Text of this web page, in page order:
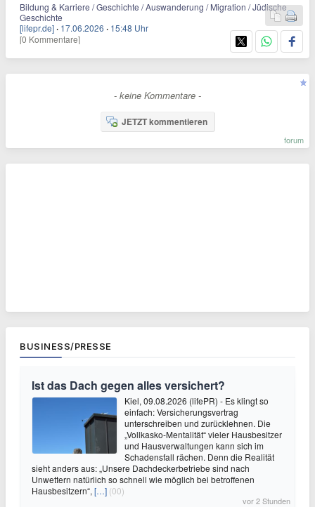
Bildung & Karriere / Geschichte / Auswanderung / Migration / Jüdische
Geschichte
[lifepr.de] · 17.06.2026 · 15:48 Uhr
[0 Kommentare]
- keine Kommentare -
JETZT kommentieren
forum
BUSINESS/PRESSE
Ist das Dach gegen alles versichert?
Kiel, 09.08.2026 (lifePR) - Es klingt so
einfach: Versicherungsvertrag
unterschreiben und zurücklehnen. Die
„Vollkasko-Mentalität“ vieler Hausbesitzer
und Hausverwaltungen kann sich im
Schadensfall rächen. Denn die Realität
sieht anders aus: „Unsere Dachdeckerbetriebe sind nach
Unwettern natürlich so schnell wie möglich bei betroffenen
Hausbesitzern“, […] (00)
vor 2 Stunden